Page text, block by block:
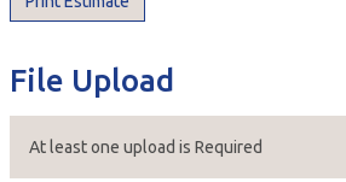
File Upload
At least one upload is Required